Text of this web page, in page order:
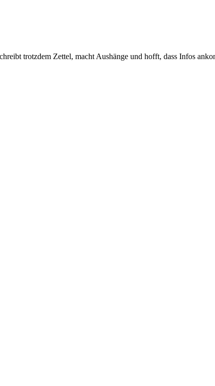
trotzdem Zettel, macht Aushänge und hofft, dass Infos